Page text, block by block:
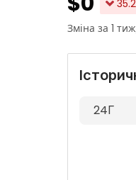
Зміна за 1
24Г